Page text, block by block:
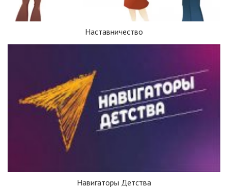
Наставничество
Навигаторы Детства